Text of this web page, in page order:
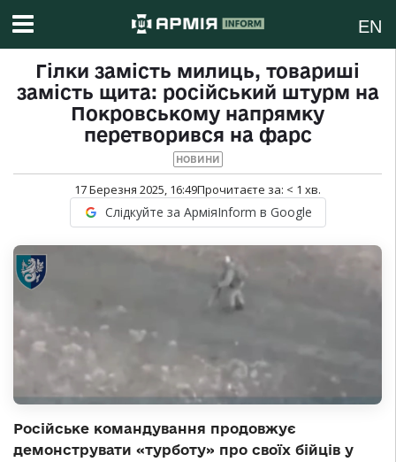
EN
Гілки замість милиць, товариші
замість щита: російський штурм на
Покровському напрямку
перетворився на фарс
НОВИНИ
17 Березня 2025, 16:49Прочитаєте за: < 1 хв.
Слідкуйте за АрміяInform в Google
Російське командування продовжує
демонструвати «турботу» про своїх бійців у